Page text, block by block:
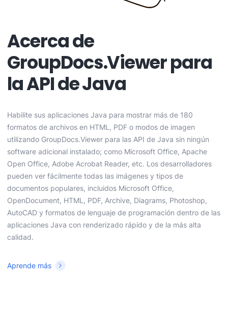
Acerca de
GroupDocs.Viewer para
la API de Java
Habilite sus aplicaciones Java para mostrar más de 180
formatos de archivos en HTML, PDF o modos de imagen
utilizando GroupDocs.Viewer para las API de Java sin ningún
software adicional instalado; como Microsoft Office, Apache
Open Office, Adobe Acrobat Reader, etc. Los desarrolladores
pueden ver fácilmente todas las imágenes y tipos de
documentos populares, incluidos Microsoft Office,
OpenDocument, HTML, PDF, Archive, Diagrams, Photoshop,
AutoCAD y formatos de lenguaje de programación dentro de las
aplicaciones Java con renderizado rápido y de la más alta
calidad.
Aprende más